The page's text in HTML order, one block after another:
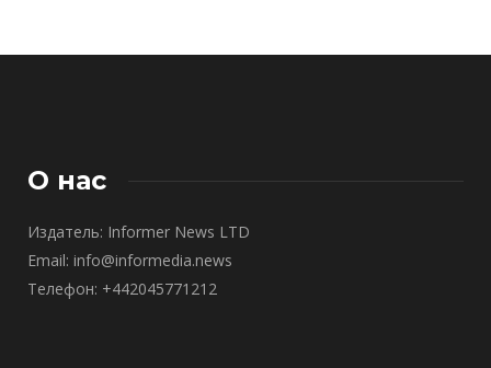
О нас
Издатель: Informer News LTD
Email: info@informedia.news
Телефон: +442045771212